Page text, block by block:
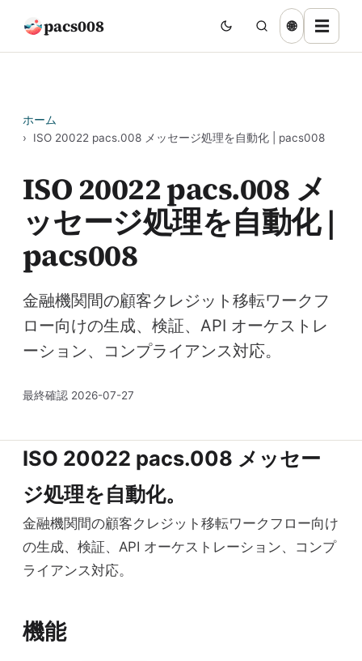
pacs008 🌐 ☰
ホーム
ISO 20022 pacs.008 メッセージ処理を自動化 | pacs008
ISO 20022 pacs.008 メ
ッセージ処理を自動化 |
pacs008
金融機関間の顧客クレジット移転ワークフ
ロー向けの生成、検証、API オーケストレ
ーション、コンプライアンス対応。
最終確認 2026-07-27
ISO 20022 pacs.008 メッセー
ジ処理を自動化。
金融機関間の顧客クレジット移転ワークフロー向け
の生成、検証、API オーケストレーション、コンプ
ライアンス対応。
機能